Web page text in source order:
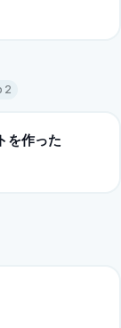
2
を作った